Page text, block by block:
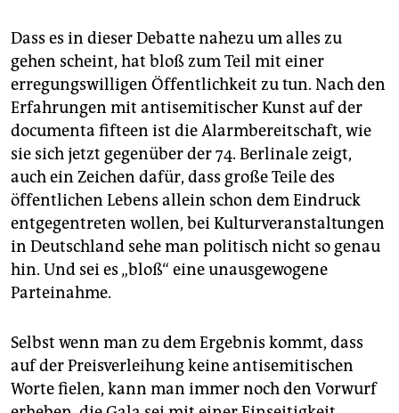
Dass es in dieser Debatte nahezu um alles zu
gehen scheint, hat bloß zum Teil mit einer
erregungswilligen Öffentlichkeit zu tun. Nach den
Erfahrungen mit antisemitischer Kunst auf der
documenta fifteen ist die Alarmbereitschaft, wie
sie sich jetzt gegenüber der 74. Berlinale zeigt,
auch ein Zeichen dafür, dass große Teile des
öffentlichen Lebens allein schon dem Eindruck
entgegentreten wollen, bei Kulturveranstaltungen
in Deutschland sehe man politisch nicht so genau
hin. Und sei es „bloß“ eine unausgewogene
Parteinahme.
Selbst wenn man zu dem Ergebnis kommt, dass
auf der Preisverleihung keine antisemitischen
Worte fielen, kann man immer noch den Vorwurf